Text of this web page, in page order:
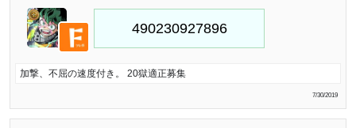
加撃、不屈の速度付き。 20獄適正募集
7/30/2019